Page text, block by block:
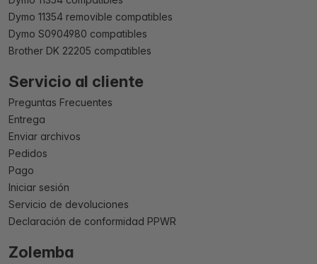
Dymo 11354 removible compatibles
Dymo S0904980 compatibles
Brother DK 22205 compatibles
Servicio al cliente
Preguntas Frecuentes
Entrega
Enviar archivos
Pedidos
Pago
Iniciar sesión
Servicio de devoluciones
Declaración de conformidad PPWR
Zolemba